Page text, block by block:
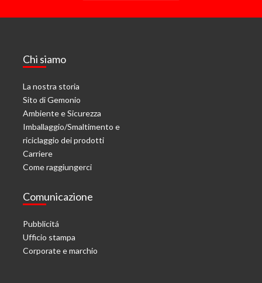
Chi siamo
La nostra storia
Sito di Gemonio
Ambiente e Sicurezza
Imballaggio/Smaltimento e
riciclaggio dei prodotti
Carriere
Come raggiungerci
Comunicazione
Pubblicitá
Ufficio stampa
Corporate e marchio